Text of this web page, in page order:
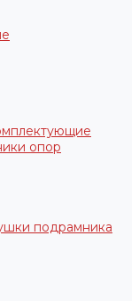
опор
подрамника